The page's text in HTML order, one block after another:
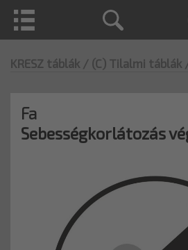
KRESZ táblák / (C) Tilalmi táblák
Fa
Sebességkorlátozás